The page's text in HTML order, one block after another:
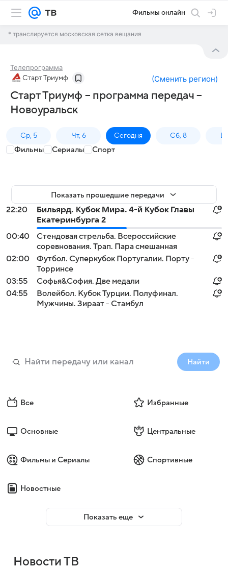
Фильмы онлайн
* транслируется московская сетка вещания
Телепрограмма
Старт Триумф (Сменить регион)
Старт Триумф – программа передач –
Новоуральск
Ср, 5 Чт, 6 Сегодня Сб, 8
Фильмы Сериалы Спорт
Показать прошедшие передачи
22:20
Бильярд. Кубок Мира. 4-й Кубок Главы
Екатеринбурга 2
00:40
Стендовая стрельба. Всероссийские
соревнования. Трап. Пара смешанная
02:00
Футбол. Суперкубок Португалии. Порту -
Торринсе
03:55
Софья&София. Две медали
04:55
Волейбол. Кубок Турции. Полуфинал.
Мужчины. Зираат - Стамбул
Найти
Все Избранные
Основные Центральные
Фильмы и Сериалы Спортивные
Новостные
Показать еще
Новости ТВ